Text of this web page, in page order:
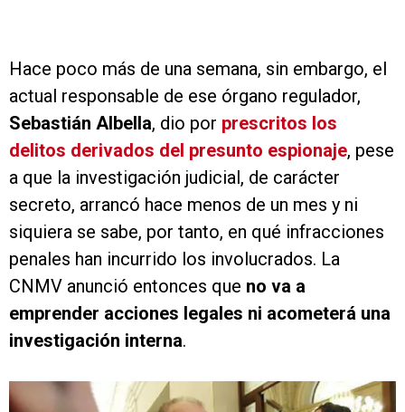
Hace poco más de una semana, sin embargo, el
actual responsable de ese órgano regulador,
Sebastián Albella, dio por prescritos los
delitos derivados del presunto espionaje, pese
a que la investigación judicial, de carácter
secreto, arrancó hace menos de un mes y ni
siquiera se sabe, por tanto, en qué infracciones
penales han incurrido los involucrados. La
CNMV anunció entonces que no va a
emprender acciones legales ni acometerá una
investigación interna.